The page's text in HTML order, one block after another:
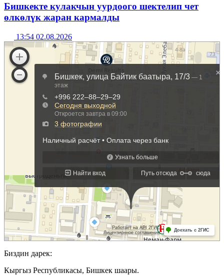
Бишкекте кулакчын уурдоого шектелип чет
өлкөлүк жаран кармалды
13:54 02.08.2026
Биздин дарек:
Кыргыз Республикасы, Бишкек шаары.